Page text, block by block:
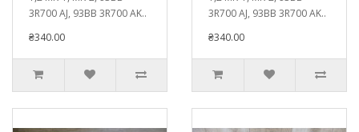
3R700 AJ, 93BB 3R700 AK..
₴340.00
3R700 AJ, 93BB 3R700 AK..
₴340.00